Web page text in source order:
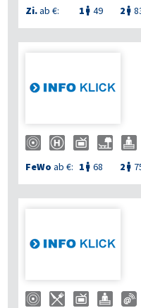
Zi.ab €: 1  49 2 
FeWo ab €: 1  68 2 